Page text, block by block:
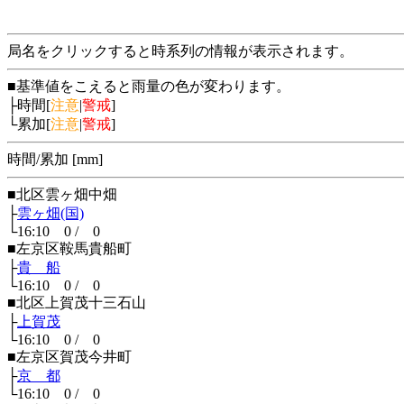
局名をクリックすると時系列の情報が表示されます。
■基準値をこえると雨量の色が変わります。
├時間[注意|警戒]
└累加[注意|警戒]
時間/累加 [mm]
■北区雲ヶ畑中畑
├雲ヶ畑(国)
└16:10 0 / 0
■左京区鞍馬貴船町
├貴 船
└16:10 0 / 0
■北区上賀茂十三石山
├上賀茂
└16:10 0 / 0
■左京区賀茂今井町
├京 都
└16:10 0 / 0